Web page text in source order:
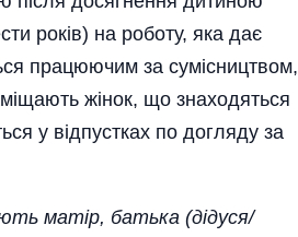
років) на роботу, яка дає
працюючим за сумісництвом,
жінок, що знаходяться
у відпустках по догляду за
матір, батька (дідуся/